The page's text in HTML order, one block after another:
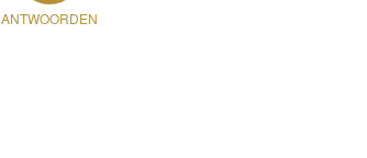
ANTWOORDEN